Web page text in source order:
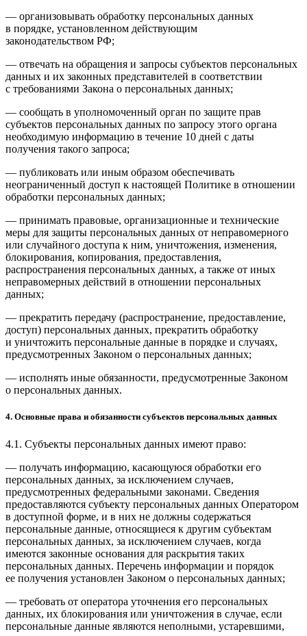
— организовывать обработку персональных данных
в порядке, установленном действующим
законодательством РФ;
— отвечать на обращения и запросы субъектов персональных
данных и их законных представителей в соответствии
с требованиями Закона о персональных данных;
— сообщать в уполномоченный орган по защите прав
субъектов персональных данных по запросу этого органа
необходимую информацию в течение 10 дней с даты
получения такого запроса;
— публиковать или иным образом обеспечивать
неограниченный доступ к настоящей Политике в отношении
обработки персональных данных;
— принимать правовые, организационные и технические
меры для защиты персональных данных от неправомерного
или случайного доступа к ним, уничтожения, изменения,
блокирования, копирования, предоставления,
распространения персональных данных, а также от иных
неправомерных действий в отношении персональных
данных;
— прекратить передачу (распространение, предоставление,
доступ) персональных данных, прекратить обработку
и уничтожить персональные данные в порядке и случаях,
предусмотренных Законом о персональных данных;
— исполнять иные обязанности, предусмотренные Законом
о персональных данных.
4. Основные права и обязанности субъектов персональных данных
4.1. Субъекты персональных данных имеют право:
— получать информацию, касающуюся обработки его
персональных данных, за исключением случаев,
предусмотренных федеральными законами. Сведения
предоставляются субъекту персональных данных Оператором
в доступной форме, и в них не должны содержаться
персональные данные, относящиеся к другим субъектам
персональных данных, за исключением случаев, когда
имеются законные основания для раскрытия таких
персональных данных. Перечень информации и порядок
ее получения установлен Законом о персональных данных;
— требовать от оператора уточнения его персональных
данных, их блокирования или уничтожения в случае, если
персональные данные являются неполными, устаревшими,